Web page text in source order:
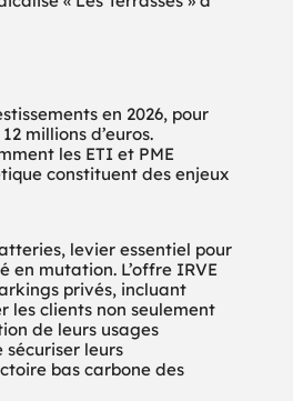
en 2026, pour
millions d’euros.
les ETI et PME
constituent des enjeux
levier essentiel pour
mutation. L’offre IRVE
privés, incluant
les clients non seulement
de leurs usages
leurs
bas carbone des